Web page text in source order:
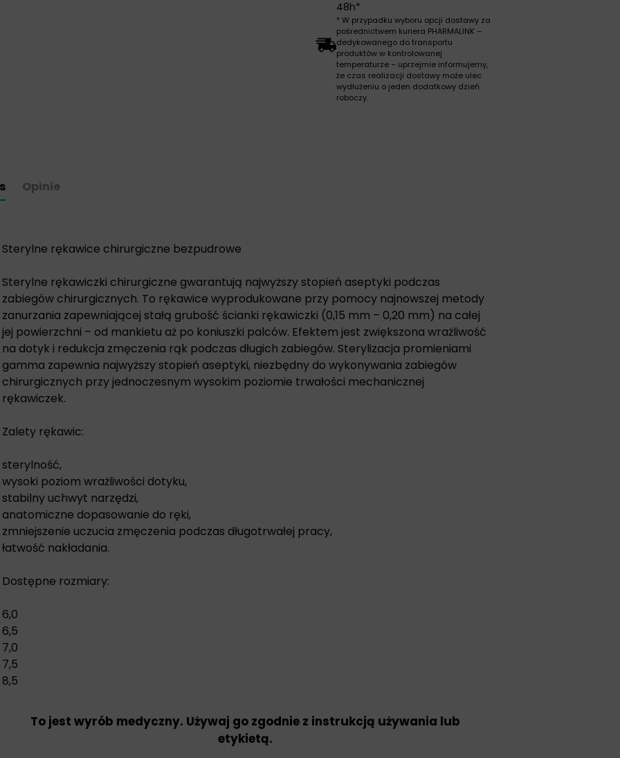
48h*
* W przypadku wyboru opcji dostawy za
pośrednictwem kuriera PHARMALINK –
dedykowanego do transportu
produktów w kontrolowanej
temperaturze – uprzejmie informujemy,
że czas realizacji dostawy może ulec
wydłużeniu o jeden dodatkowy dzień
roboczy.
Opinie
Sterylne rękawice chirurgiczne bezpudrowe
Sterylne rękawiczki chirurgiczne gwarantują najwyższy stopień aseptyki podczas
zabiegów chirurgicznych. To rękawice wyprodukowane przy pomocy najnowszej metody
zanurzania zapewniającej stałą grubość ścianki rękawiczki (0,15 mm – 0,20 mm) na całej
jej powierzchni – od mankietu aż po koniuszki palców. Efektem jest zwiększona wrażliwość
na dotyk i redukcja zmęczenia rąk podczas długich zabiegów. Sterylizacja promieniami
gamma zapewnia najwyższy stopień aseptyki, niezbędny do wykonywania zabiegów
chirurgicznych przy jednoczesnym wysokim poziomie trwałości mechanicznej
rękawiczek.
Zalety rękawic:
sterylność,
wysoki poziom wrażliwości dotyku,
stabilny uchwyt narzędzi,
anatomiczne dopasowanie do ręki,
zmniejszenie uczucia zmęczenia podczas długotrwałej pracy,
łatwość nakładania.
Dostępne rozmiary:
6,0
6,5
7,0
7,5
8,5
To jest wyrób medyczny. Używaj go zgodnie z instrukcją używania lub
etykietą.